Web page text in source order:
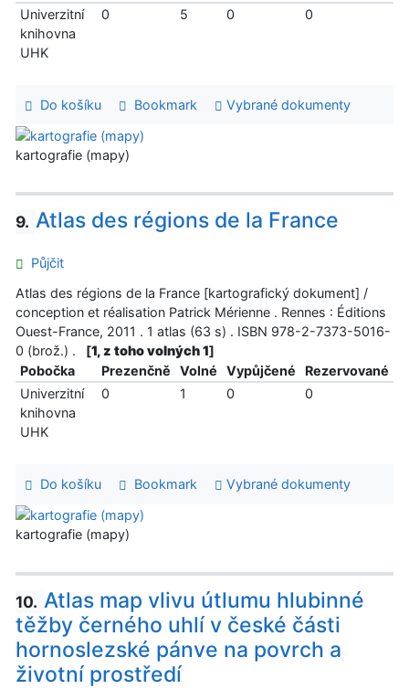
Univerzitní
knihovna
UHK
0 5 0 0
Do košíku Bookmark Vybrané dokumenty
kartografie (mapy)
9. Atlas des régions de la France
Půjčit
Atlas des régions de la France [kartografický dokument] /
conception et réalisation Patrick Mérienne . Rennes : Éditions
Ouest-France, 2011 . 1 atlas (63 s) . ISBN 978-2-7373-5016-
0 (brož.) .
[1, z toho volných 1]
Pobočka
Prezenčně Volné Vypůjčené
Rezervované
Univerzitní
knihovna
UHK
0 1 0 0
Do košíku Bookmark Vybrané dokumenty
kartografie (mapy)
10. Atlas map vlivu útlumu hlubinné
těžby černého uhlí v české části
hornoslezské pánve na povrch a
životní prostředí